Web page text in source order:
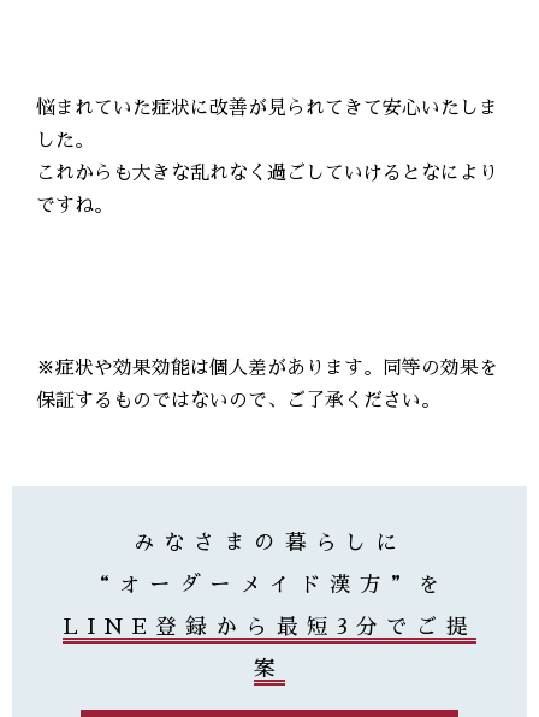
悩まれていた症状に改善が見られてきて安心いたしま
した。
これからも大きな乱れなく過ごしていけるとなにより
ですね。
※症状や効果効能は個人差があります。同等の効果を
保証するものではないので、ご了承ください。
みなさまの暮らしに
“オーダーメイド漢方”を
LINE登録から最短3分でご提
案